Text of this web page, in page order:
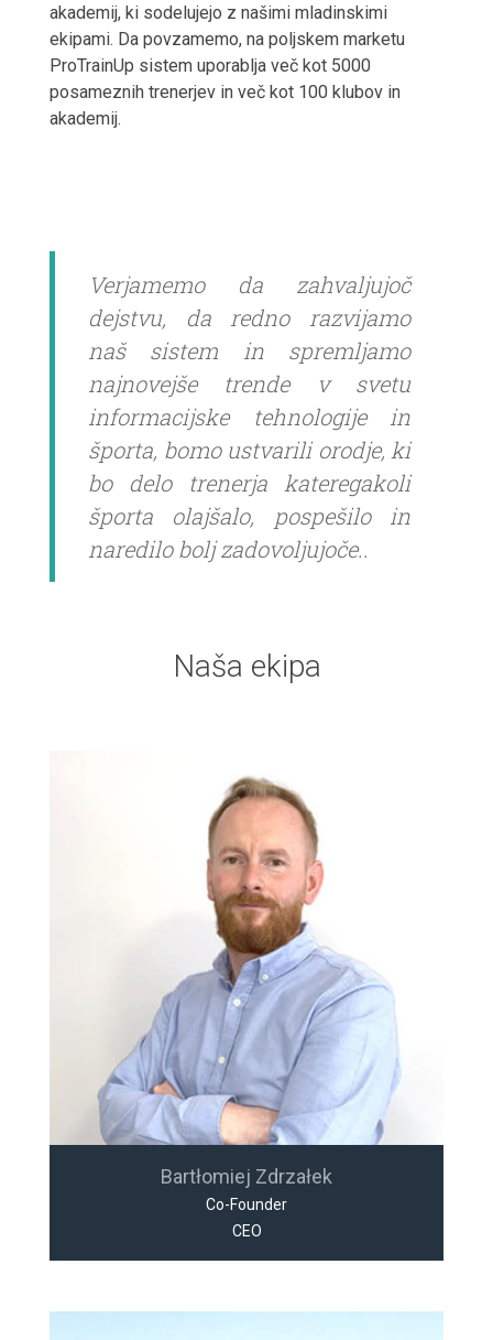
akademij, ki sodelujejo z našimi mladinskimi
ekipami. Da povzamemo, na poljskem marketu
ProTrainUp sistem uporablja več kot 5000
posameznih trenerjev in več kot 100 klubov in
akademij.
Verjamemo da zahvaljujoč
dejstvu, da redno razvijamo
naš sistem in spremljamo
najnovejše trende v svetu
informacijske tehnologije in
športa, bomo ustvarili orodje, ki
bo delo trenerja kateregakoli
športa olajšalo, pospešilo in
naredilo bolj zadovoljujoče..
Naša ekipa
Bartłomiej Zdrzałek
Co-Founder
CEO